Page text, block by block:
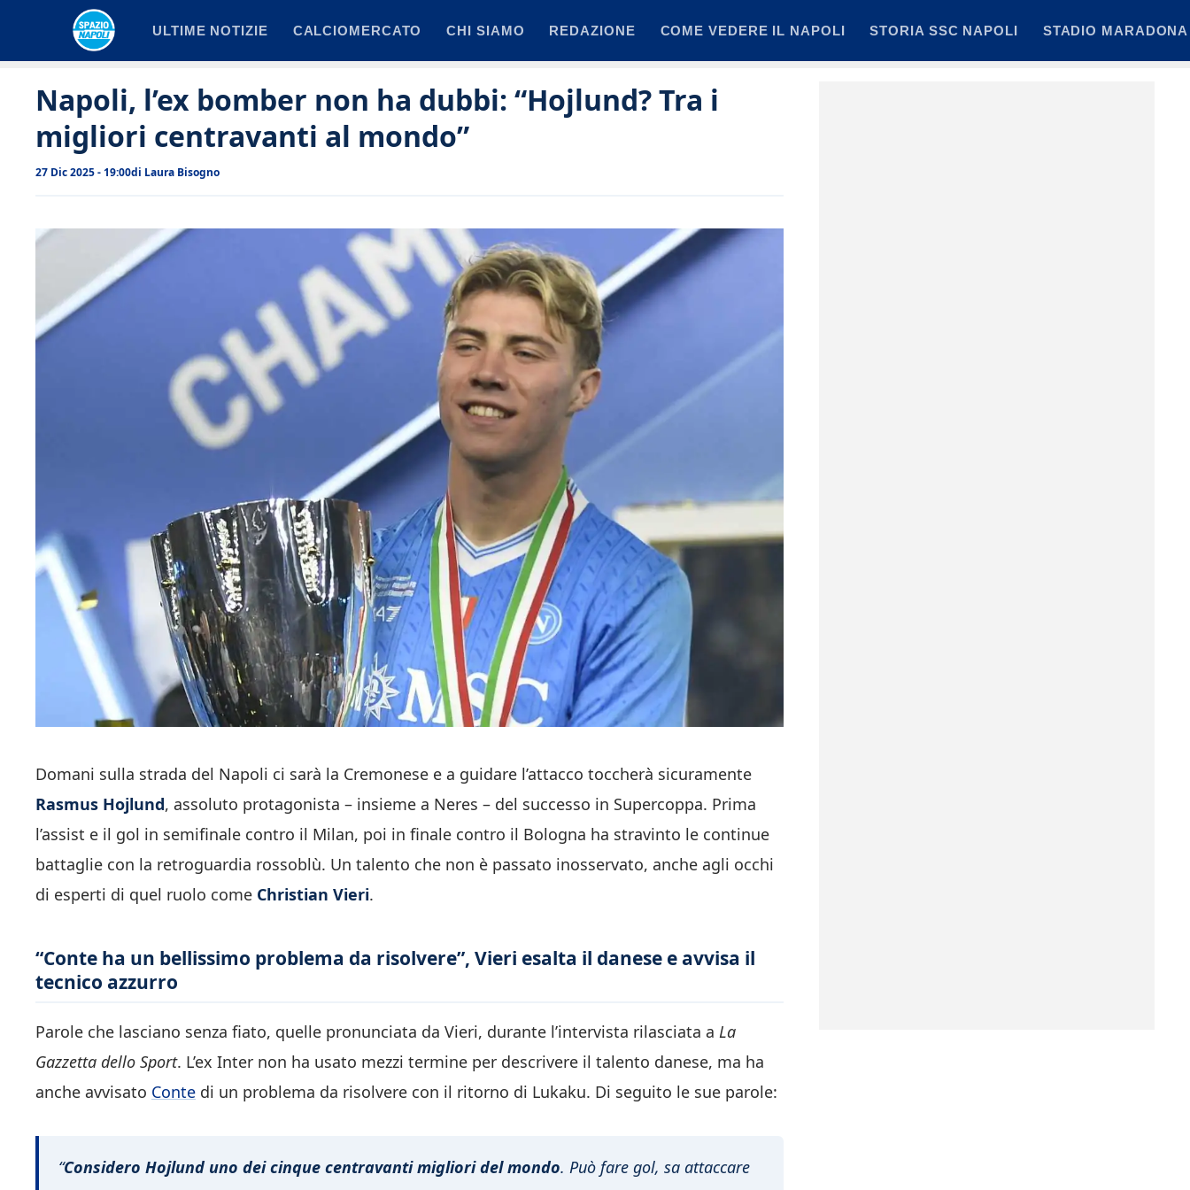
ULTIME NOTIZIE CALCIOMERCATO CHI SIAMO REDAZIONE COME VEDERE IL NAPOLI STORIA SSC NAPOLI STADIO MARADONA
Napoli, l’ex bomber non ha dubbi: “Hojlund? Tra i
migliori centravanti al mondo”
27 Dic 2025 - 19:00di Laura Bisogno
Domani sulla strada del Napoli ci sarà la Cremonese e a guidare l’attacco toccherà sicuramente
Rasmus Hojlund, assoluto protagonista – insieme a Neres – del successo in Supercoppa. Prima
l’assist e il gol in semifinale contro il Milan, poi in finale contro il Bologna ha stravinto le continue
battaglie con la retroguardia rossoblù. Un talento che non è passato inosservato, anche agli occhi
di esperti di quel ruolo come Christian Vieri.
“Conte ha un bellissimo problema da risolvere”, Vieri esalta il danese e avvisa il
tecnico azzurro
Parole che lasciano senza fiato, quelle pronunciata da Vieri, durante l’intervista rilasciata a La
Gazzetta dello Sport. L’ex Inter non ha usato mezzi termine per descrivere il talento danese, ma ha
anche avvisato Conte di un problema da risolvere con il ritorno di Lukaku. Di seguito le sue parole:
“Considero Hojlund uno dei cinque centravanti migliori del mondo. Può fare gol, sa attaccare